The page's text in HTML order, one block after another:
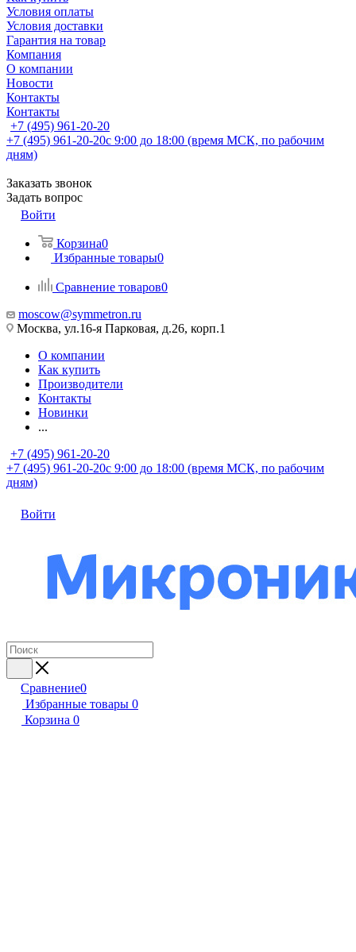
Условия оплаты
Условия доставки
Гарантия на товар
Компания
О компании
Новости
Контакты
Контакты
+7 (495) 961-20-20
+7 (495) 961-20-20с 9:00 до 18:00 (время МСК, по рабочим
дням)
Заказать звонок
Задать вопрос
Войти
Корзина0
Избранные товары0
Сравнение товаров0
moscow@symmetron.ru
Москва, ул.16-я Парковая, д.26, корп.1
О компании
Как купить
Производители
Контакты
Новинки
...
+7 (495) 961-20-20
+7 (495) 961-20-20с 9:00 до 18:00 (время МСК, по рабочим
дням)
Войти
Сравнение0
Избранные товары 0
Корзина 0